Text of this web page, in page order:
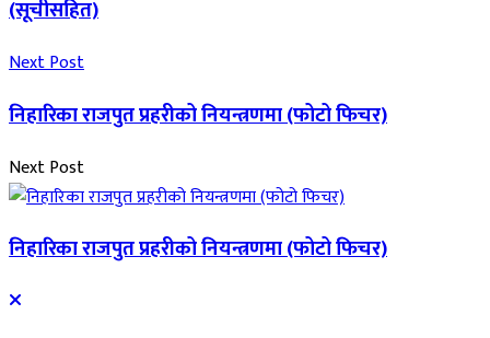
(सूचीसहित)
Next Post
निहारिका राजपुत प्रहरीको नियन्त्रणमा (फोटो फिचर)
Next Post
निहारिका राजपुत प्रहरीको नियन्त्रणमा (फोटो फिचर)